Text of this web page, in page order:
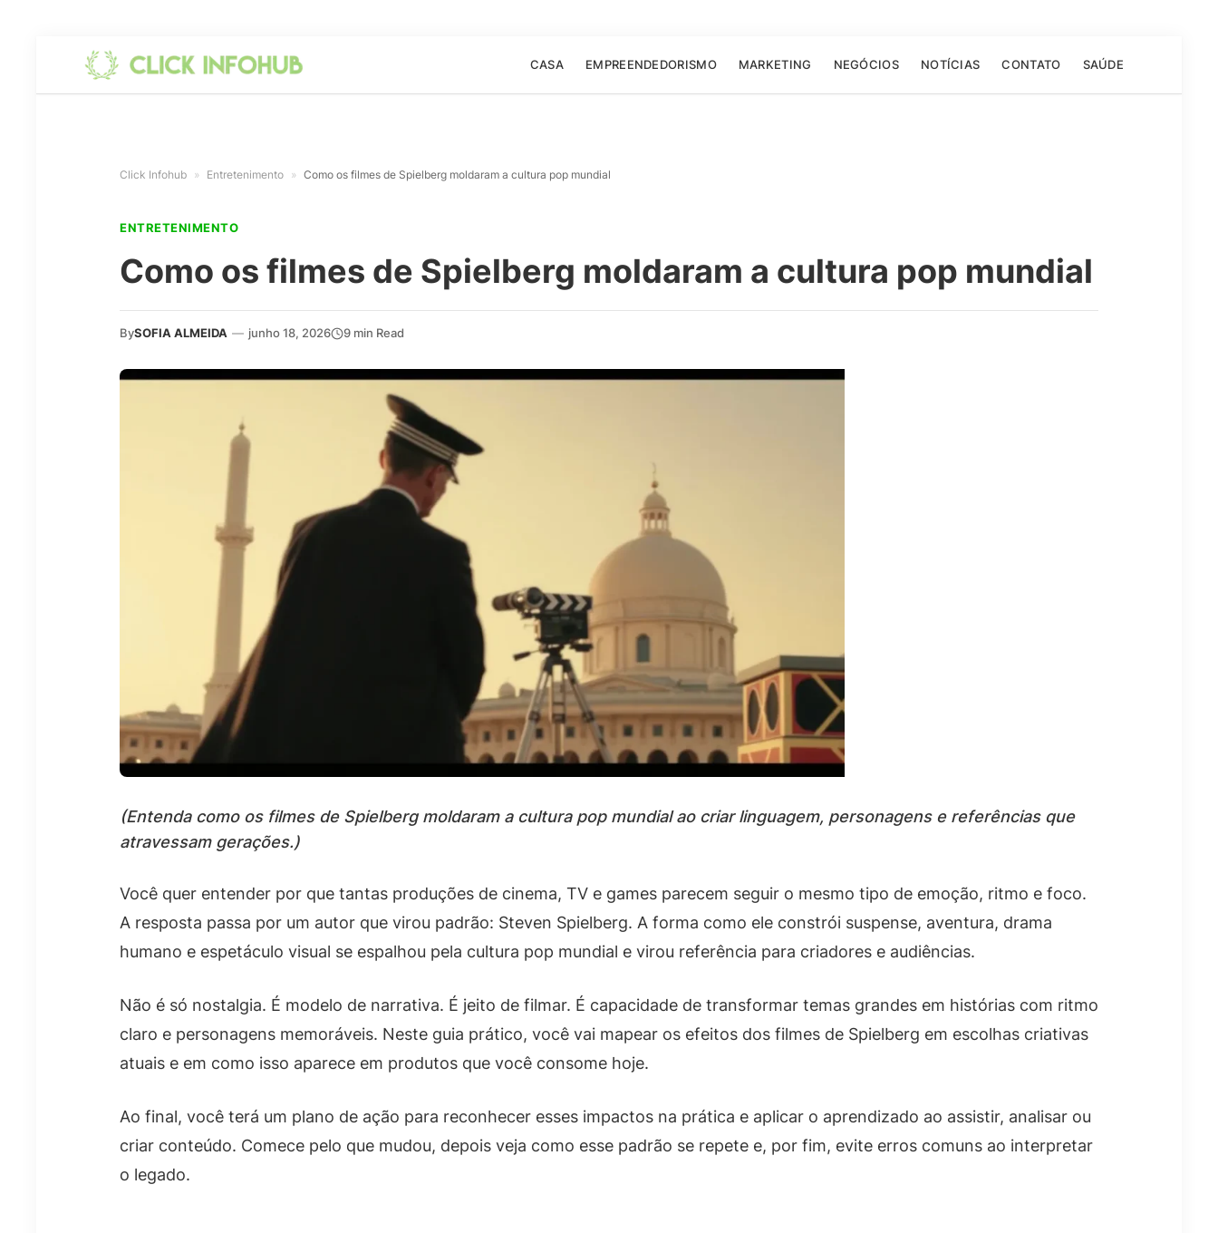
CASA EMPREENDEDORISMO MARKETING NEGÓCIOS NOTÍCIAS CONTATO SAÚDE
Click Infohub » Entretenimento » Como os filmes de Spielberg moldaram a cultura pop mundial
ENTRETENIMENTO
Como os filmes de Spielberg moldaram a cultura pop mundial
BySOFIA ALMEIDA — junho 18, 2026 9 min Read
(Entenda como os filmes de Spielberg moldaram a cultura pop mundial ao criar linguagem, personagens e referências que
atravessam gerações.)
Você quer entender por que tantas produções de cinema, TV e games parecem seguir o mesmo tipo de emoção, ritmo e foco.
A resposta passa por um autor que virou padrão: Steven Spielberg. A forma como ele constrói suspense, aventura, drama
humano e espetáculo visual se espalhou pela cultura pop mundial e virou referência para criadores e audiências.
Não é só nostalgia. É modelo de narrativa. É jeito de filmar. É capacidade de transformar temas grandes em histórias com ritmo
claro e personagens memoráveis. Neste guia prático, você vai mapear os efeitos dos filmes de Spielberg em escolhas criativas
atuais e em como isso aparece em produtos que você consome hoje.
Ao final, você terá um plano de ação para reconhecer esses impactos na prática e aplicar o aprendizado ao assistir, analisar ou
criar conteúdo. Comece pelo que mudou, depois veja como esse padrão se repete e, por fim, evite erros comuns ao interpretar
o legado.